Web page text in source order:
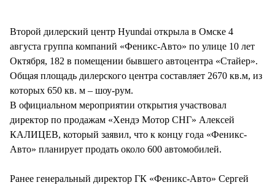
Второй дилерский центр Hyundai открыла в Омске 4
августа группа компаний «Феникс-Авто» по улице 10 лет
Октября, 182 в помещении бывшего автоцентра «Стайер».
Общая площадь дилерского центра составляет 2670 кв.м, из
которых 650 кв. м – шоу-рум.
В официальном мероприятии открытия участвовал
директор по продажам «Хендэ Мотор СНГ» Алексей
КАЛИЦЕВ, который заявил, что к концу года «Феникс-
Авто» планирует продать около 600 автомобилей.
Ранее генеральный директор ГК «Феникс-Авто» Сергей